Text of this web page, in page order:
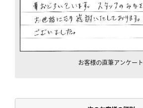
企業情報
プライバシーポリシーお客様の直筆アンケート